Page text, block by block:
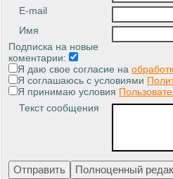
E-mail
Имя
Подписка на новые
коментарии:
Я даю свое согласие на
Я соглашаюсь с условиями
Я принимаю условия
Текст сообщения